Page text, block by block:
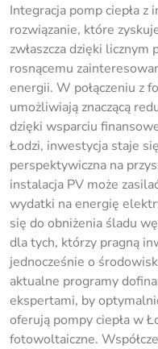
Integracja pomp ciepła z
rozwiązanie, które
zwłaszcza dzięki
rosnącemu
energii. W połączeniu z
umożliwiają znaczącą
dzięki wsparciu
Łodzi, inwestycja staje
perspektywiczna na
instalacja PV może
wydatki na energię
się do obniżenia śladu
dla tych, którzy pragną
jednocześnie o
aktualne programy
ekspertami, by
oferują pompy ciepła w
fotowoltaiczne.